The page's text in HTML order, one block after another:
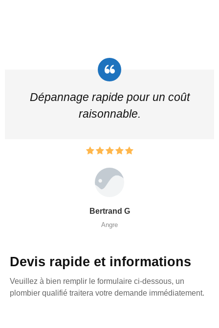
Dépannage rapide pour un coût
raisonnable.
Bertrand G
Angre
Devis rapide et informations
Veuillez à bien remplir le formulaire ci-dessous, un
plombier qualifié traitera votre demande immédiatement.